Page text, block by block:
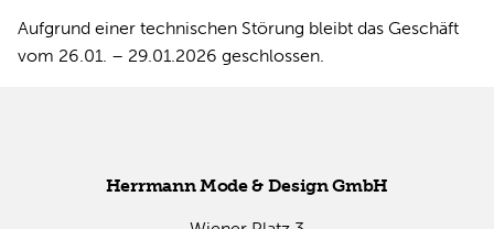
Auf­grund ei­ner tech­ni­schen Stö­rung bleibt das Ge­schäft
vom 26.01. – 29.01.2026 ge­schlos­sen.
Herr­mann Mode & De­sign GmbH